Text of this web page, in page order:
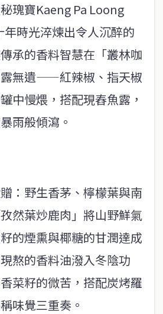
瑰寶Kaeng Pa Loong
年時光淬煉出令人沉醉的
承的香料智慧在「叢林咖
無遺——紅辣椒、指天椒
中慢煨，搭配現舂魚露，
雨般傾瀉。
：野生香茅、檸檬葉與南
然葉炒鹿肉」將山野鮮氣
的煙熏與椰糖的甘潤達成
熬的香料油潑入冬陰功
菜籽的微苦，搭配炭烤羅
味覺三重奏。